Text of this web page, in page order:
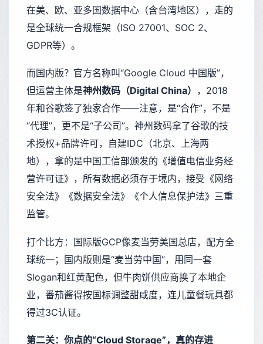
在美、欧、亚多国数据中心（含台湾地区），走的
是全球统一合规框架（ISO 27001、SOC 2、
GDPR等）。
而国内版？官方名称叫“Google Cloud 中国版”，
但运营主体是神州数码（Digital China） ，2018
年和谷歌签了独家合作——注意，是“合作”，不是
“代理”，更不是“子公司”。神州数码拿了谷歌的技
术授权+品牌许可，自建IDC（北京、上海两
地），拿的是中国工信部颁发的《增值电信业务经
营许可证》，所有数据必须存于境内，接受《网络
安全法》《数据安全法》《个人信息保护法》三重
监管。
打个比方：国际版GCP像麦当劳美国总店，配方全
球统一；国内版则是“麦当劳中国”，用同一套
Slogan和红黄配色，但牛肉饼供应商换了本地企
业，番茄酱得按国标调整甜咸度，连儿童餐玩具都
得过3C认证。
第二关：你点的“Cloud Storage”，真的存进